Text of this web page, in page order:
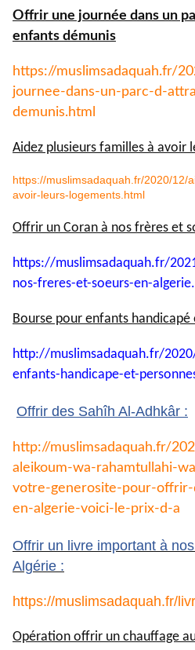
Offrir une journée dans un
enfants démunis
https://muslimsadaquah.fr/
journee-dans-un-parc-d-
demunis.html
Aidez plusieurs familles à avoir
https://muslimsadaquah.fr/2020/12/
avoir-leurs-logements.html
Offrir un Coran à nos frères et
https://muslimsadaquah.fr/
nos-freres-et-soeurs-en-algerie.
Bourse pour enfants
http://muslimsadaquah.fr/
enfants-handicape-et-
Offrir des Sahîh Al-Adhkâr :
http://muslimsadaquah.fr/
aleikoum-wa-rahamtullahi-
votre-generosite-pour-offrir-
en-algerie-voici-le-prix-d-a
Offrir un livre important à
Algérie :
https://muslimsadaquah.fr/
Opération offrir un chauffage